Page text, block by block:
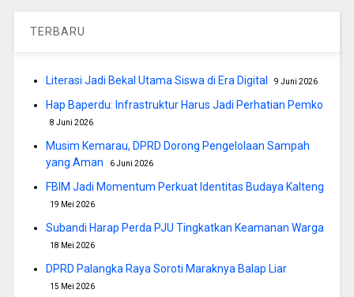
TERBARU
Literasi Jadi Bekal Utama Siswa di Era Digital 9 Juni 2026
Hap Baperdu: Infrastruktur Harus Jadi Perhatian Pemko
8 Juni 2026
Musim Kemarau, DPRD Dorong Pengelolaan Sampah
yang Aman
6 Juni 2026
FBIM Jadi Momentum Perkuat Identitas Budaya Kalteng
19 Mei 2026
Subandi Harap Perda PJU Tingkatkan Keamanan Warga
18 Mei 2026
DPRD Palangka Raya Soroti Maraknya Balap Liar
15 Mei 2026